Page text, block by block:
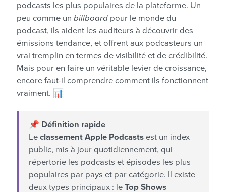
podcasts les plus populaires de la plateforme. Un
peu comme un billboard pour le monde du
podcast, ils aident les auditeurs à découvrir des
émissions tendance, et offrent aux podcasteurs un
vrai tremplin en termes de visibilité et de crédibilité.
Mais pour en faire un véritable levier de croissance,
encore faut-il comprendre comment ils fonctionnent
vraiment. 📊
📌 Définition rapide
Le classement Apple Podcasts est un index
public, mis à jour quotidiennement, qui
répertorie les podcasts et épisodes les plus
populaires par pays et par catégorie. Il existe
deux types principaux : le Top Shows